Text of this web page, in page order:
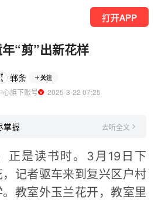
打开APP
“剪”出新花样
郸条 关注
心旗下账号
  2025-3-22 07:25
掌握 去听全文
正是读书时。3月19日下
记者驱车来到复兴区户村
教室外玉兰花开，教室里